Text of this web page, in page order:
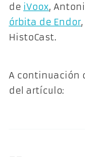
de iVoox,
órbita de Endor
HistoCast.
A continuación
del artículo: